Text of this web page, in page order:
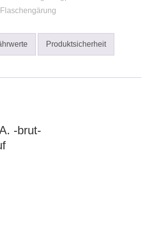
a
i
v
Produktsicherheit
-brut-